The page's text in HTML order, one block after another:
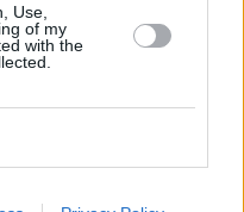
Use,
of my
with theκαι
αγοράς ακινήτων